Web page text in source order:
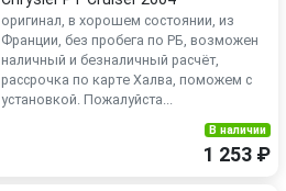
оригинал, в хорошем состоянии, из
Франции, без пробега по РБ, возможен
наличный и безналичный расчёт,
рассрочка по карте Халва, поможем с
установкой. Пожалуйста...
В наличии
1 253 ₽